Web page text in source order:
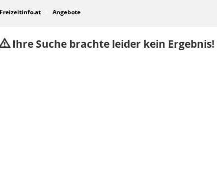
Freizeitinfo.at Angebote
Ihre Suche brachte leider kein Ergebnis!